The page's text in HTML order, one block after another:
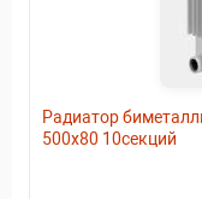
Радиатор
500х80 10секций